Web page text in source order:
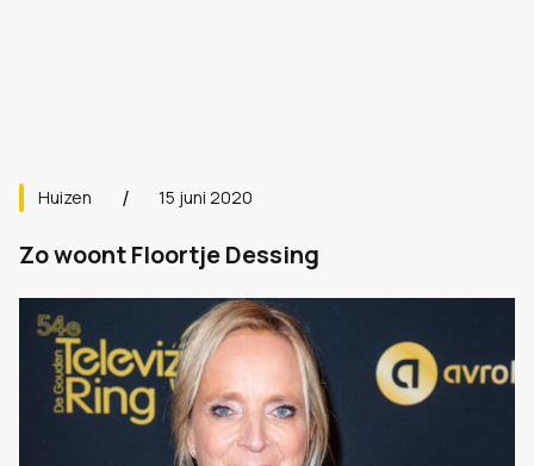
Huizen 15 juni 2020
Zo woont Floortje Dessing